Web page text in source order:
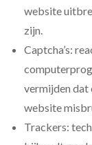
website
zijn.
Captcha’s:
vermijden dat
website
Trackers: